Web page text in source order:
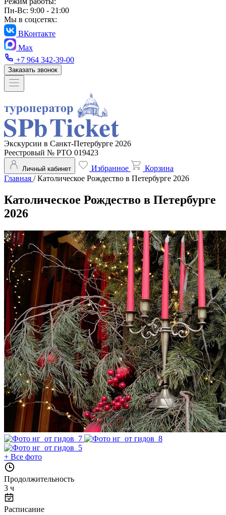
Пн-Вс: 9:00 - 21:00
Мы в соцсетях:
ВКонтакте
Max
+7 964 342-39-00
Заказать звонок
Экскурсии в Санкт-Петербурге 2026
Реестровый № РТО 019423
Личный кабинет Избранное
Корзина
Главная /Католическое Рождество в Петербурге 2026
Католическое Рождество в Петербурге
2026
+ Все фото
Продолжительность
3 ч
Расписание